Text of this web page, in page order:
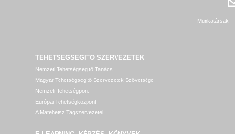
Munkatársak
TEHETSÉGSEGÍTŐ SZERVEZETEK
Nemzeti Tehetségsegítő Tanács
Magyar Tehetségsegítő Szervezetek Szövetsége
Nemzeti Tehetségpont
Európai Tehetségközpont
A Matehetsz Tagszervezetei